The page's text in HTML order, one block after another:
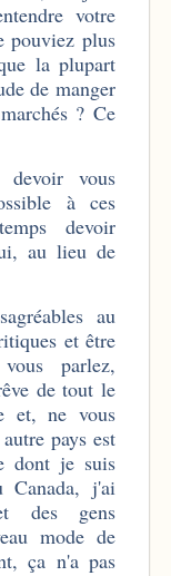
votre
pouviez plus
la plupart
de manger
? Ce
devoir vous
à ces
devoir
au lieu de
au
et être
parlez,
de tout le
et, ne vous
pays est
dont je suis
Canada, j'ai
des gens
mode de
ça n'a pas